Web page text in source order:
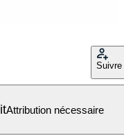
Suivre
Attribution nécessaire